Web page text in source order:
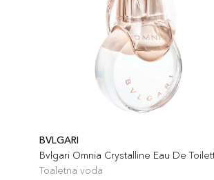
BVLGARI
Bvlgari Omnia Crystalline Eau De
Toaletna voda